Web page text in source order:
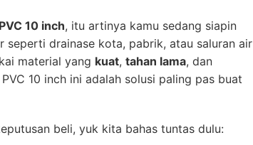
10 inch, itu artinya kamu sedang siapin
seperti drainase kota, pabrik, atau saluran air
material yang kuat, tahan lama, dan
10 inch ini adalah solusi paling pas buat
beli, yuk kita bahas tuntas dulu: